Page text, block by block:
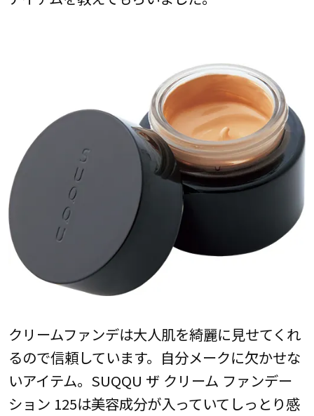
クリームファンデは大人肌を綺麗に見せてくれ
るので信頼しています。自分メークに欠かせな
いアイテム。SUQQU ザ クリーム ファンデー
ション 125は美容成分が入っていてしっとり感